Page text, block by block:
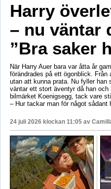
Harry
– nu väntar
”Bra saker
När Harry Auer bara var åtta år
förändrades på ett ögonblick.
utan att kunna prata. Nu fyller han
väntar ett stort äventyr då han
bilmärket Koenigsegg, tack vare
– Hur tackar man för något sådant
24 juli 2026 klockan 11:05 av